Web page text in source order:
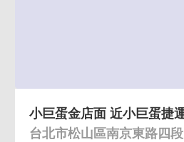
台北市松山區南京東路四段